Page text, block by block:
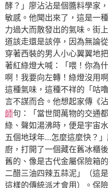
酵？」廖沾沾是個醬料學家
敏感。他聞出來了，這是一
力過大而散發出的氣味。街
道該走還是該停，因為無論
穿著西裝的男人小心翼翼地
著紅綠燈大喊：「喂！你為
啊！我要向左轉！綠燈沒用
這種氣味，這種不祥的「咕
言不謀而合。他想起家傳《
師句：「當世間萬物的交通
綠、聲如湯沸時，便是宇宙
五個地球年…怎麼這麼快？
廚，打開了一個藏在舊冰櫃
舊的、像是古代金屬保險箱
二醋三油四辣五蒜泥」（這
這樣的傳統派才會用）。保